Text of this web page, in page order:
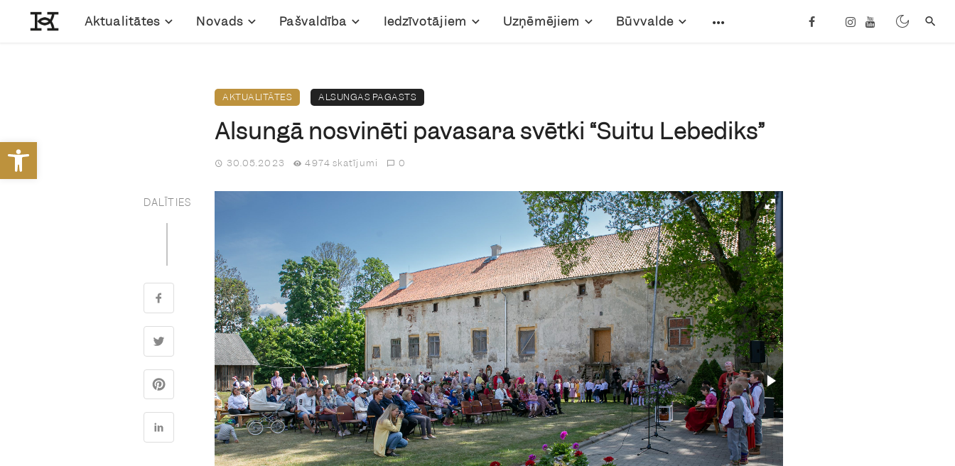
Open toolbar
Aktualitātes Novads Pašvaldība Iedzīvotājiem Uzņēmējiem Būvvalde
AKTUALITĀTES ALSUNGAS PAGASTS
Alsungā nosvinēti pavasara svētki “Suitu Lebediks”
30.05.2023 4974 skatījumi 0
DALĪTIES